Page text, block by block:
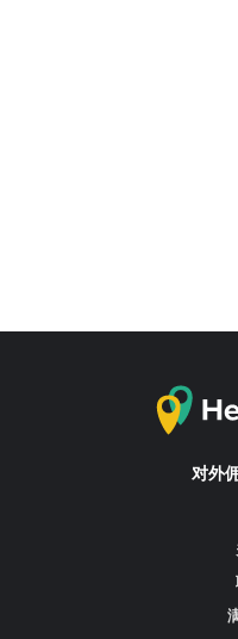
对外